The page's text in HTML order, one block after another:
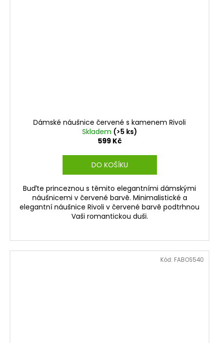
Dámské náušnice červené s kamenem Rivoli
Skladem (>5 ks)
599 Kč
DO KOŠÍKU
Buďte princeznou s těmito elegantními dámskými
náušnicemi v červené barvě. Minimalistické a
elegantní náušnice Rivoli v červené barvě podtrhnou
Vaši romantickou duši.
Kód: FABOS540